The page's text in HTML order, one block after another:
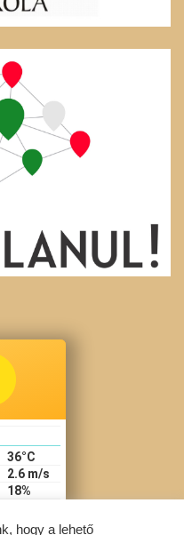
36°C
2.6 m/s
18%
1013 hPa
hogy a lehető